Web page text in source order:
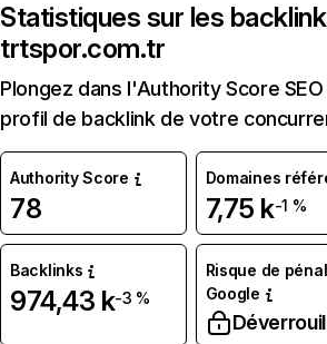
Statistiques sur les
trtspor.com.tr
Plongez dans l'Authority Score
profil de backlink de votre
Authority Score
78
Domaines
7,75 k-1 %
Backlinks
974,43 k-3 %
Risque de
Google